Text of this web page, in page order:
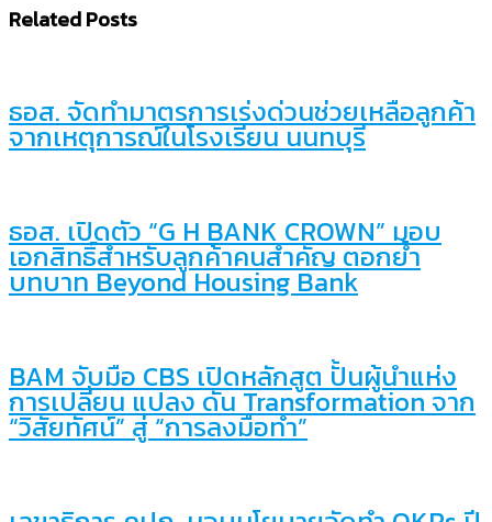
Related Posts
ธอส. จัดทำมาตรการเร่งด่วนช่วยเหลือลูกค้า
จากเหตุการณ์ในโรงเรียน นนทบุรี
ธอส. เปิดตัว “G H BANK CROWN” มอบ
เอกสิทธิ์สำหรับลูกค้าคนสำคัญ ตอกย้ำ
บทบาท Beyond Housing Bank
BAM จับมือ CBS เปิดหลักสูต ปั้นผู้นำแห่ง
การเปลี่ยน แปลง ดัน Transformation จาก
“วิสัยทัศน์” สู่ “การลงมือทำ”